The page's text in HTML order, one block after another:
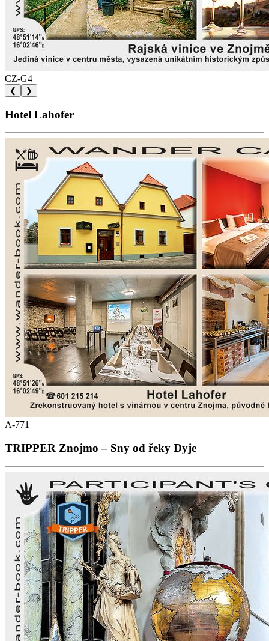
CZ-G4
❮ ❯
Hotel Lahofer
A-771
TRIPPER Znojmo – Sny od řeky Dyje